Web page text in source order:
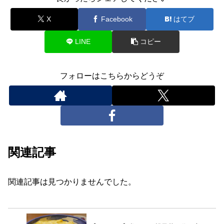
X Facebook はてブ
LINE コピー
フォローはこちらからどうぞ
関連記事
関連記事は見つかりませんでした。